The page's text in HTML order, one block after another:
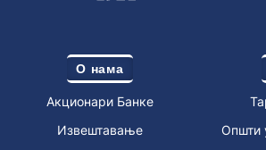
О нама
Акционари Банке
Извештавање
Општи